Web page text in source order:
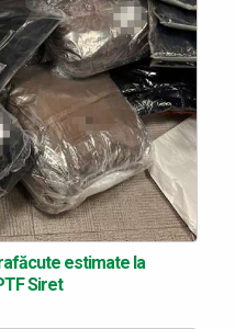
estimate la
Siret